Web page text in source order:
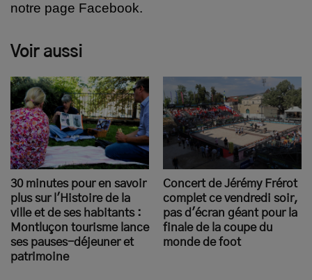
notre page Facebook.
Voir aussi
30 minutes pour en savoir
plus sur l'Histoire de la
ville et de ses habitants :
Montluçon tourisme lance
ses pauses-déjeuner et
patrimoine
Concert de Jérémy Frérot
complet ce vendredi soir,
pas d'écran géant pour la
finale de la coupe du
monde de foot